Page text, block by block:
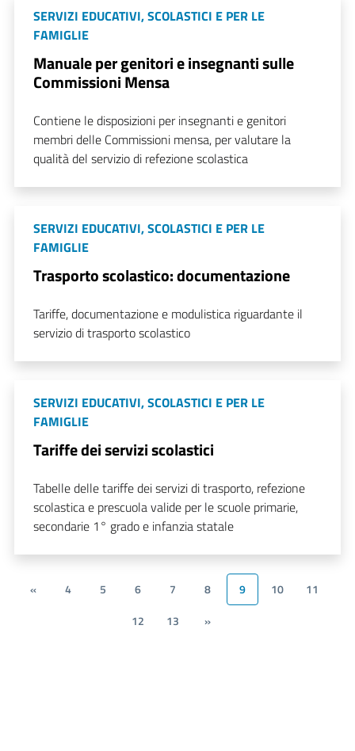
SERVIZI EDUCATIVI, SCOLASTICI E PER LE
FAMIGLIE
Manuale per genitori e insegnanti sulle
Commissioni Mensa
Contiene le disposizioni per insegnanti e genitori
membri delle Commissioni mensa, per valutare la
qualità del servizio di refezione scolastica
SERVIZI EDUCATIVI, SCOLASTICI E PER LE
FAMIGLIE
Trasporto scolastico: documentazione
Tariffe, documentazione e modulistica riguardante il
servizio di trasporto scolastico
SERVIZI EDUCATIVI, SCOLASTICI E PER LE
FAMIGLIE
Tariffe dei servizi scolastici
Tabelle delle tariffe dei servizi di trasporto, refezione
scolastica e prescuola valide per le scuole primarie,
secondarie 1° grado e infanzia statale
« 4 5 6 7 8 9 10
11
12
13 »